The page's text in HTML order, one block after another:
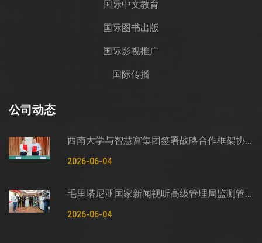
国际中文教育
国际图书出版
国际影视推广
国际传播
公司动态
西南大学与智慧宫集团签署战略合作框架协议
2026-06-04
毛里塔尼亚国家新闻视听高级管理局监测管控司司长穆罕默德·哈桑·埃萨利姆一行莅临智慧宫调研
2026-06-04